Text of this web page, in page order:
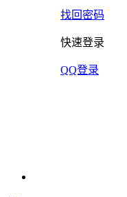
找回密码
快速登录
QQ登录